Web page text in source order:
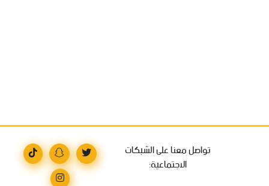
تواصل معنا على الشبكات
الاجتماعية: